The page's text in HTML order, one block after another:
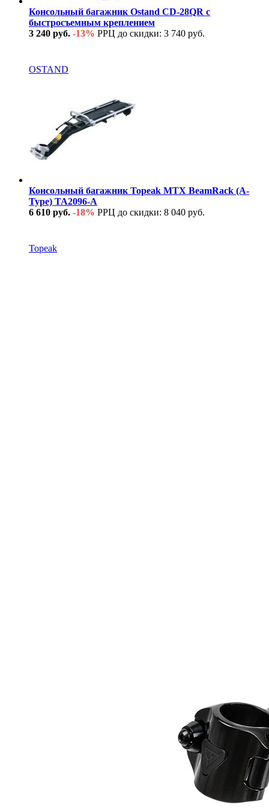
Консольный багажник Ostand CD-28QR с
быстросъемным креплением
3 240 руб. -13% РРЦ до скидки: 3 740 руб.
OSTAND
Консольный багажник Topeak MTX BeamRack (A-
Type) TA2096-A
6 610 руб. -18% РРЦ до скидки: 8 040 руб.
Topeak